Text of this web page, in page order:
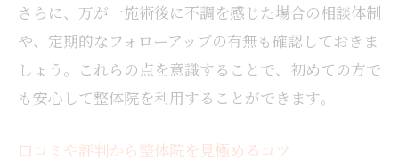
さらに、万が一施術後に不調を感じた場合の相談体制
や、定期的なフォローアップの有無も確認しておきま
しょう。これらの点を意識することで、初めての方で
も安心して整体院を利用することができます。
口コミや評判から整体院を見極めるコツ